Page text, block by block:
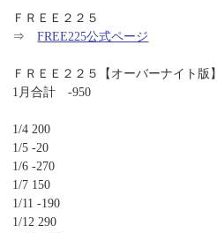
ＦＲＥＥ２２５
⇒FREE225公式ページ
ＦＲＥＥ２２５【オーバーナイト版】
1月合計 -950
1/4 200
1/5 -20
1/6 -270
1/7 150
1/11 -190
1/12 290